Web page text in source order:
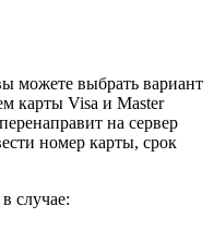
можете выбрать вариант
карты Visa и Master
на сервер
номер карты, срок
случае: